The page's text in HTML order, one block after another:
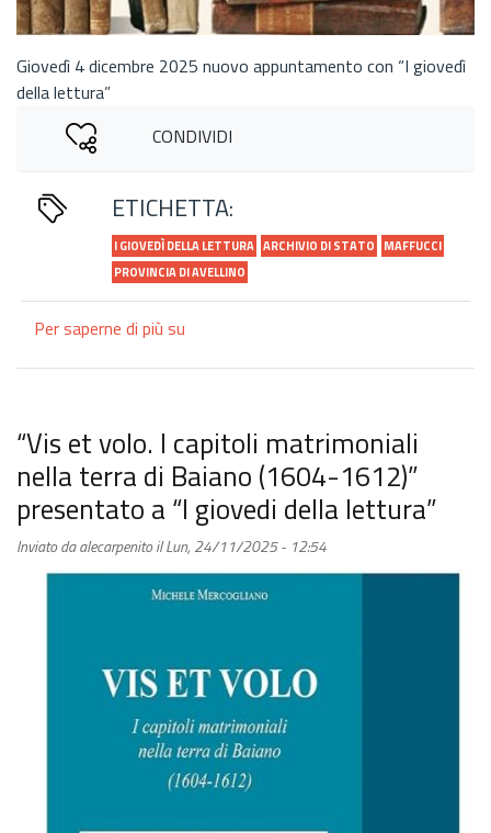
Giovedì 4 dicembre 2025 nuovo appuntamento con “I giovedì
della lettura”
CONDIVIDI
ETICHETTA:
I GIOVEDÌ DELLA LETTURA ARCHIVIO DI STATO
MAFFUCCI
PROVINCIA DI AVELLINO
Per saperne di più su
Avellino,
“Angelo
Maffucci
e
la
ricerca
medica
Emilio
Ricciardi.
“Vis et volo. I capitoli matrimoniali
nella terra di Baiano (1604-1612)”
presentato a “I giovedi della lettura”
Inviato daalecarpenitoilLun, 24/11/2025 - 12:54